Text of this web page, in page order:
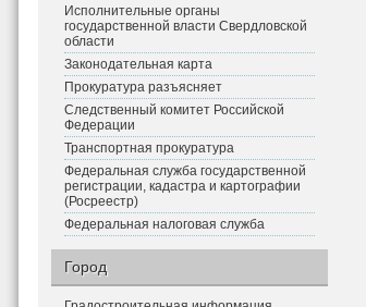
Исполнительные органы
государственной власти Свердловской
области
Законодательная карта
Прокуратура разъясняет
Следственный комитет Российской
Федерации
Транспортная прокуратура
Федеральная служба государственной
регистрации, кадастра и картографии
(Росреестр)
Федеральная налоговая служба
Город